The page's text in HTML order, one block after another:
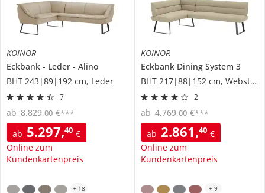
KOINOR
Eckbank
Leder
Alino
BHT 243|89|192 cm, Leder
7
ab 5.297,40 €
Online zum
Kundenkartenpreis
ab 8.829,00 €***
+ 18
KOINOR
Eckbank Dining System 3
BHT 217|88|152 cm, Webstoff
2
ab 2.861,40 €
Online zum
Kundenkartenpreis
ab 4.769,00 €***
+ 9